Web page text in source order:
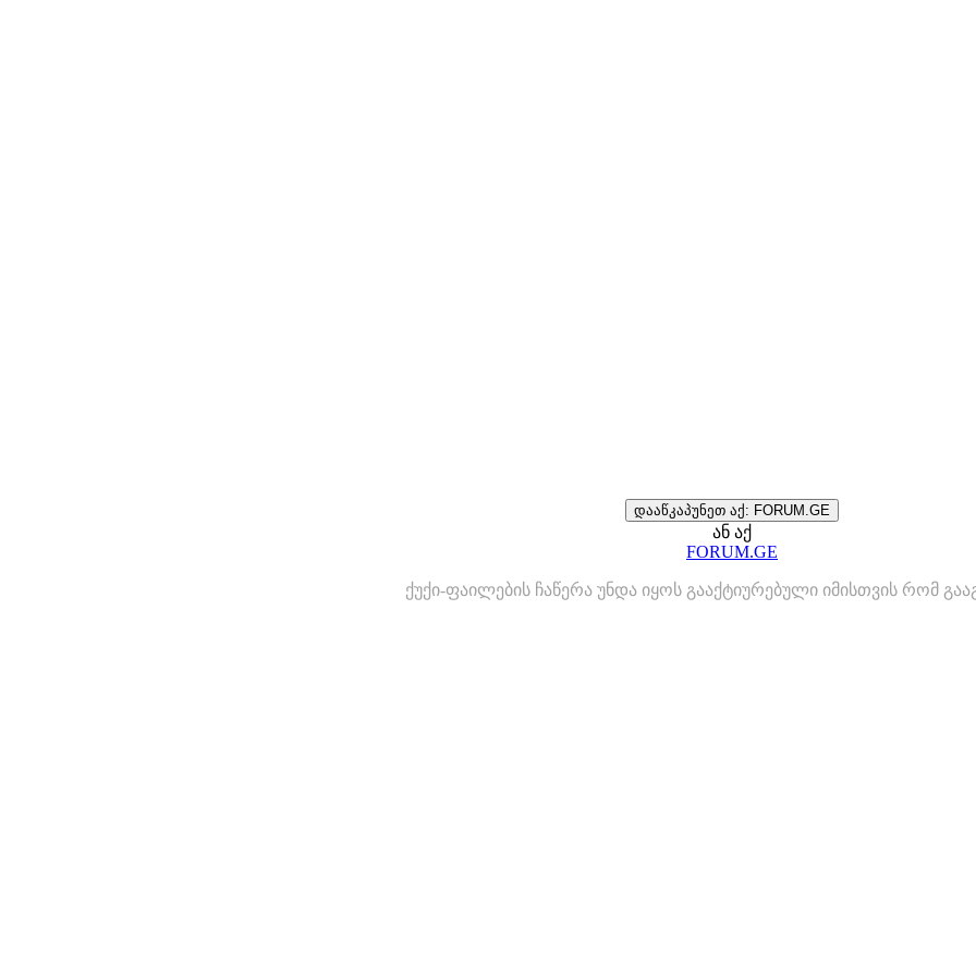
დააწკაპუნეთ აქ: FORUM.GE
ან აქ
FORUM.GE
ქუქი-ფაილების ჩაწერა უნდა იყოს გააქტიურებული იმისთვის რომ